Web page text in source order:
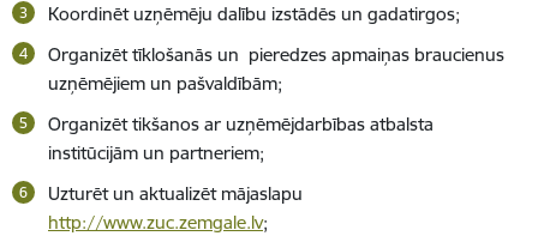
Koordinēt uzņēmēju dalību izstādēs un gadatirgos;
Organizēt tīklošanās un pieredzes apmaiņas braucienus
uzņēmējiem un pašvaldībām;
Organizēt tikšanos ar uzņēmējdarbības atbalsta
institūcijām un partneriem;
Uzturēt un aktualizēt mājaslapu
http://www.zuc.zemgale.lv;